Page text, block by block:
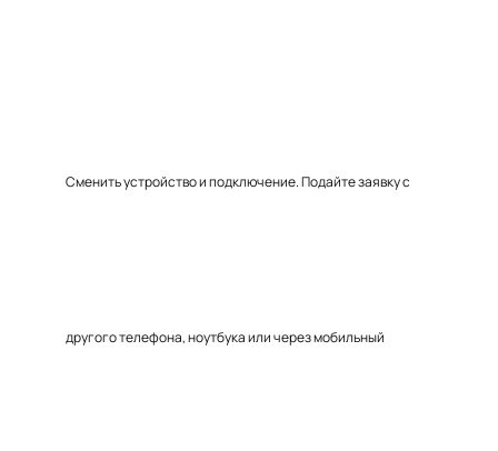
Сменить устройство и подключение. Подайте заявку с
другого телефона, ноутбука или через мобильный